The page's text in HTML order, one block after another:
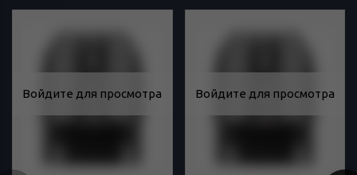
Войдите для просмотра Войдите для просмотра